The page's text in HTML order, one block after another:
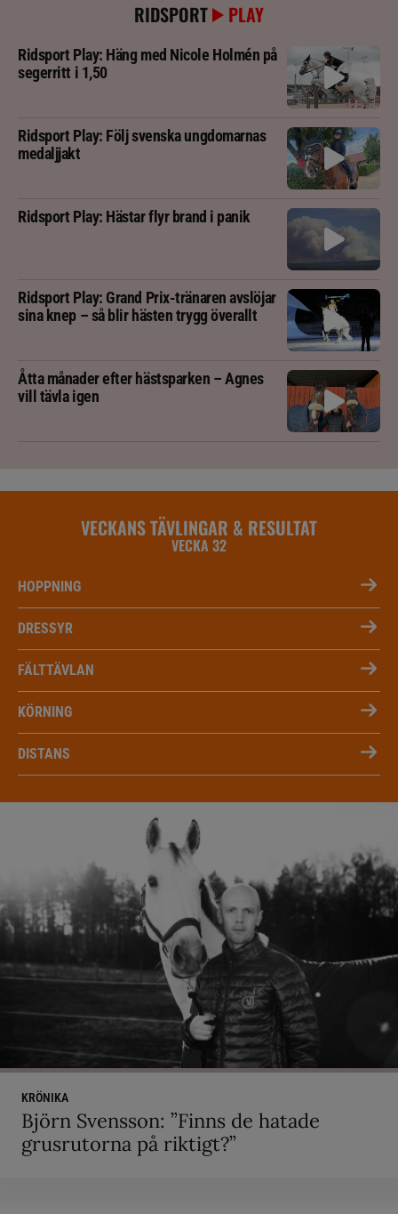
RIDSPORT PLAY
Ridsport Play: Häng med Nicole Holmén på
segerritt i 1,50
Ridsport Play: Följ svenska ungdomarnas
medaljjakt
Ridsport Play: Hästar flyr brand i panik
Ridsport Play: Grand Prix-tränaren avslöjar
sina knep – så blir hästen trygg överallt
Åtta månader efter hästsparken – Agnes
vill tävla igen
VECKANS TÄVLINGAR & RESULTAT
VECKA 32
HOPPNING
DRESSYR
FÄLTTÄVLAN
KÖRNING
DISTANS
KRÖNIKA
Björn Svensson: ”Finns de hatade
grusrutorna på riktigt?”